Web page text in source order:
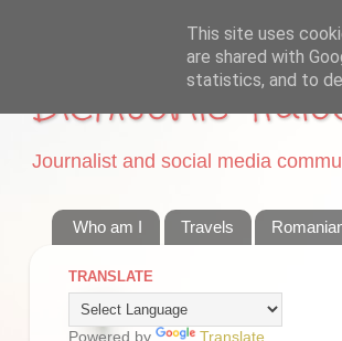
Dichisurile
Journalist and social media
Who am I Travels
TRANSLATE
Powered by Translate
This site uses
are shared with
statistics, and to